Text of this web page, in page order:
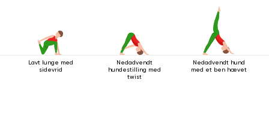
Lavt lunge med
sidevrid
Nedadvendt
hundestilling med
twist
Nedadvendt hund
med et ben hævet